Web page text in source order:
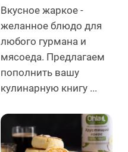
Вкусное жаркое -
желанное блюдо для
любого гурмана и
мясоеда. Предлагаем
пополнить вашу
кулинарную книгу ...